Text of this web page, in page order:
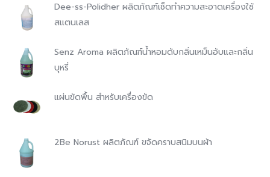
Dee-ss-Polidher ผลิตภัณฑ์เช็ดทำความสะอาดเครื่องใช้
สแตนเลส
Senz Aroma ผลิตภัณฑ์น้ำหอมดับกลิ่นเหม็นอับและกลิ่น
บุหรี่
แผ่นขัดพื้น สำหรับเครื่องขัด
2Be Norust ผลิตภัณฑ์ ขจัดคราบสนิมบนผ้า